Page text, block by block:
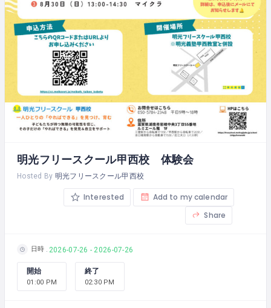
明光フリースクール甲西校 体験会
Hosted By 明光フリースクール甲西校
Interested
Add to my calendar
Share
日時 2026-07-26 - 2026-07-26
開始
01:00 PM
終了
02:30 PM